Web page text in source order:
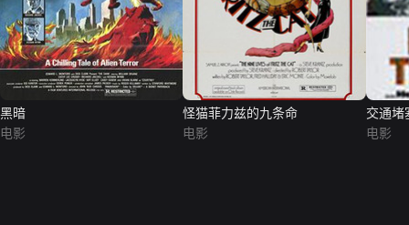
黑暗
电影
怪猫菲力兹的九条命
电影
交通堵
电影